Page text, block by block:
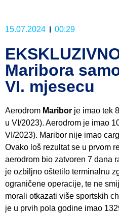
15.07.2024 00:29
Maribora
VI. mjesecu
Aerodrom Maribor je imao tek
u VI/2023). Aerodrom je imao
VI/2023). Maribor nije imao
Ovako loš rezultat se u prvom
aerodrom bio zatvoren 7 dana
je ozbiljno oštetilo terminalnu
ograničene operacije, te ne
morali otkazati više sportskih
je u prvih pola godine imao